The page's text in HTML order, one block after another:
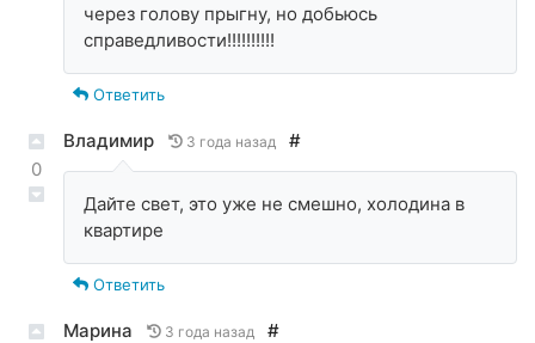
через голову прыгну, но добьюсь
справедливости!!!!!!!!!!
Ответить
0
Владимир 3 года назад #
Дайте свет, это уже не смешно, холодина в
квартире
Ответить
Марина 3 года назад #